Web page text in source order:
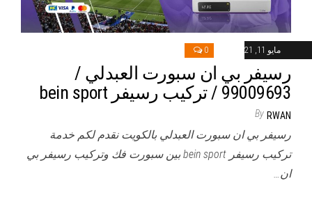
مايو 11, 2021 0
رسيفر بي ان سبورت العبدلي /
99009693 / تركيب رسيفر bein sport
By RWAN
رسيفر بي ان سبورت العبدلي بالكويت نقدم لكم خدمة
تركيب رسيفر bein sport بين سبورت فك وتركيب رسيفر بي
ان…